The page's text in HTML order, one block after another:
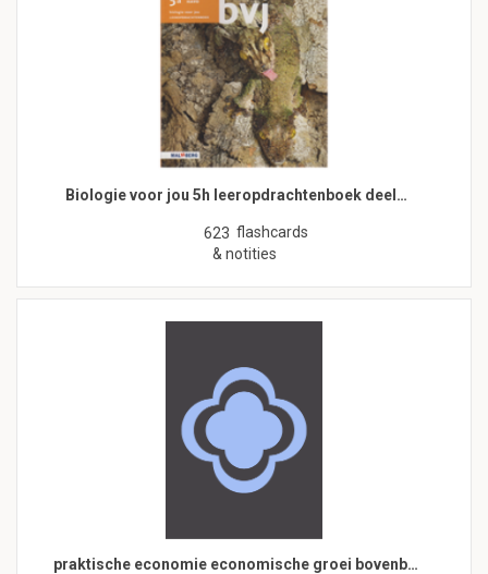
Biologie voor jou 5h leeropdrachtenboek deel…
623 flashcards
& notities
praktische economie economische groei bovenb…